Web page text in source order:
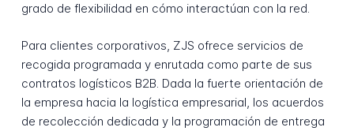
grado de flexibilidad en cómo interactúan con la red.
Para clientes corporativos, ZJS ofrece servicios de
recogida programada y enrutada como parte de sus
contratos logísticos B2B. Dada la fuerte orientación de
la empresa hacia la logística empresarial, los acuerdos
de recolección dedicada y la programación de entrega